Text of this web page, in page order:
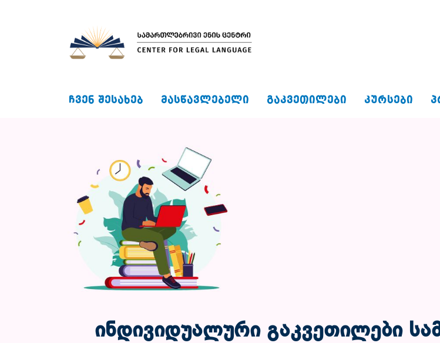
ᲩᲕᲔᲜ ᲨᲔᲡᲐᲮᲔᲑ ᲛᲐᲡᲬᲐᲕᲚᲔᲑᲔᲚᲘ ᲒᲐᲙᲕᲔᲗᲘᲚᲔᲑᲘ ᲙᲣᲠᲡᲔᲑᲘ
ინდივიდუალური გაკვეთილები